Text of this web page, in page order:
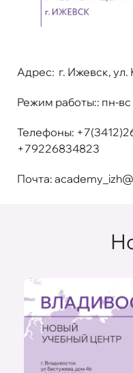
Адрес: г. Ижевск,
Режим работы:: пн-
Телефоны:
+79226834823
Почта: